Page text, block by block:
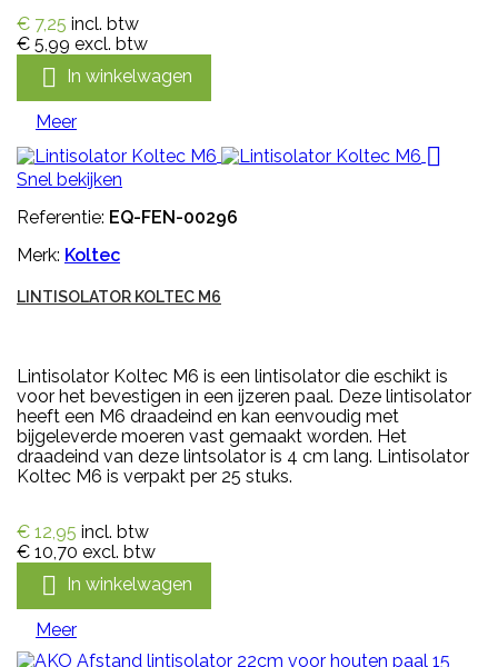
€ 7,25 incl. btw
€ 5,99 excl. btw
 In winkelwagen
Meer

Snel bekijken
Referentie: EQ-FEN-00296
Merk: Koltec
LINTISOLATOR KOLTEC M6
Lintisolator Koltec M6 is een lintisolator die eschikt is
voor het bevestigen in een ijzeren paal. Deze lintisolator
heeft een M6 draadeind en kan eenvoudig met
bijgeleverde moeren vast gemaakt worden. Het
draadeind van deze lintsolator is 4 cm lang. Lintisolator
Koltec M6 is verpakt per 25 stuks.
€ 12,95 incl. btw
€ 10,70 excl. btw
 In winkelwagen
Meer